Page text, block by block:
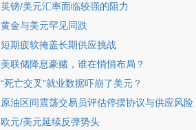
英镑/美元汇率面临较强的阻力
黄金与美元罕见同跌
短期疲软掩盖长期供应挑战
美联储降息豪赌，谁在悄悄布局？
“死亡交叉”就业数据吓崩了美元？
原油区间震荡交易员评估停摆协议与供应风险
欧元/美元延续反弹势头